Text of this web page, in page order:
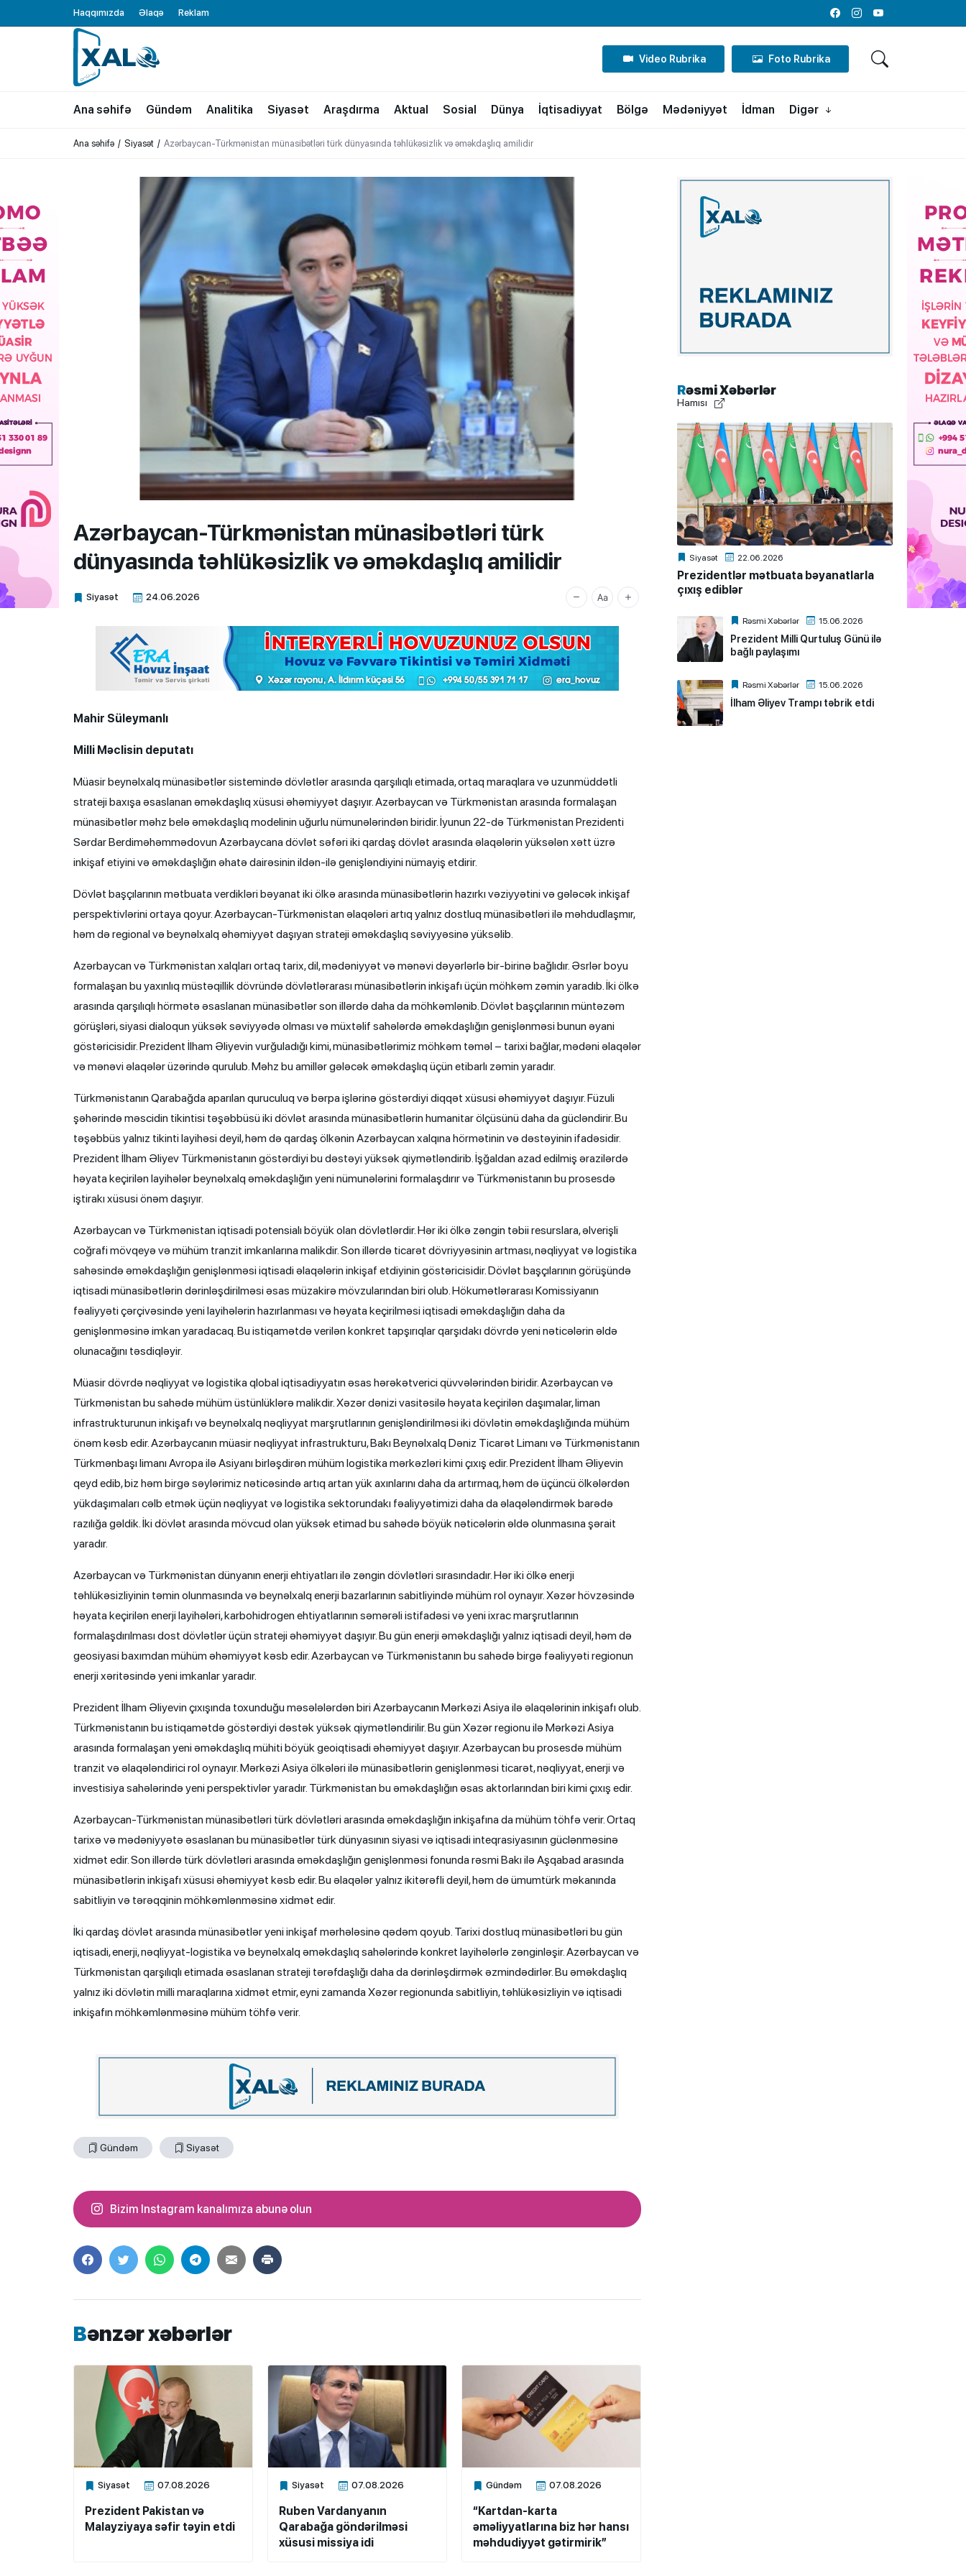
Haqqımızda Əlaqə Reklam
FacebookInstagramYoutube
XALQ.ONLINE
ONLAYN PLATFORMA
Video Rubrika Foto Rubrika
Ana səhifə Gündəm Analitika Siyasət Araşdırma Aktual Sosial Dünya İqtisadiyyat Bölgə Mədəniyyət İdman Digər
Ana səhifə Siyasət Azərbaycan-Türkmənistan münasibətləri türk dünyasında təhlükəsizlik və əməkdaşlıq amilidir
Azərbaycan-Türkmənistan münasibətləri türk
dünyasında təhlükəsizlik və əməkdaşlıq amilidir
Siyasət 24.06.2026
Xalq.Online
Mahir Süleymanlı
Milli Məclisin deputatı
Müasir beynəlxalq münasibətlər sistemində dövlətlər arasında qarşılıqlı etimada, ortaq maraqlara və uzunmüddətli
strateji baxışa əsaslanan əməkdaşlıq xüsusi əhəmiyyət daşıyır. Azərbaycan və Türkmənistan arasında formalaşan
münasibətlər məhz belə əməkdaşlıq modelinin uğurlu nümunələrindən biridir. İyunun 22-də Türkmənistan Prezidenti
Sərdar Berdiməhəmmədovun Azərbaycana dövlət səfəri iki qardaş dövlət arasında əlaqələrin yüksələn xətt üzrə
inkişaf etiyini və əməkdaşlığın əhatə dairəsinin ildən-ilə genişləndiyini nümayiş etdirir.
Dövlət başçılarının mətbuata verdikləri bəyanat iki ölkə arasında münasibətlərin hazırkı vəziyyətini və gələcək inkişaf
perspektivlərini ortaya qoyur. Azərbaycan-Türkmənistan əlaqələri artıq yalnız dostluq münasibətləri ilə məhdudlaşmır,
həm də regional və beynəlxalq əhəmiyyət daşıyan strateji əməkdaşlıq səviyyəsinə yüksəlib.
Azərbaycan və Türkmənistan xalqları ortaq tarix, dil, mədəniyyət və mənəvi dəyərlərlə bir-birinə bağlıdır. Əsrlər boyu
formalaşan bu yaxınlıq müstəqillik dövründə dövlətlərarası münasibətlərin inkişafı üçün möhkəm zəmin yaradıb. İki ölkə
arasında qarşılıqlı hörmətə əsaslanan münasibətlər son illərdə daha da möhkəmlənib. Dövlət başçılarının müntəzəm
görüşləri, siyasi dialoqun yüksək səviyyədə olması və müxtəlif sahələrdə əməkdaşlığın genişlənməsi bunun əyani
göstəricisidir. Prezident İlham Əliyevin vurğuladığı kimi, münasibətlərimiz möhkəm təməl – tarixi bağlar, mədəni əlaqələr
və mənəvi əlaqələr üzərində qurulub. Məhz bu amillər gələcək əməkdaşlıq üçün etibarlı zəmin yaradır.
Türkmənistanın Qarabağda aparılan quruculuq və bərpa işlərinə göstərdiyi diqqət xüsusi əhəmiyyət daşıyır. Füzuli
şəhərində məscidin tikintisi təşəbbüsü iki dövlət arasında münasibətlərin humanitar ölçüsünü daha da gücləndirir. Bu
təşəbbüs yalnız tikinti layihəsi deyil, həm də qardaş ölkənin Azərbaycan xalqına hörmətinin və dəstəyinin ifadəsidir.
Prezident İlham Əliyev Türkmənistanın göstərdiyi bu dəstəyi yüksək qiymətləndirib. İşğaldan azad edilmiş ərazilərdə
həyata keçirilən layihələr beynəlxalq əməkdaşlığın yeni nümunələrini formalaşdırır və Türkmənistanın bu prosesdə
iştirakı xüsusi önəm daşıyır.
Azərbaycan və Türkmənistan iqtisadi potensialı böyük olan dövlətlərdir. Hər iki ölkə zəngin təbii resurslara, əlverişli
coğrafi mövqeyə və mühüm tranzit imkanlarına malikdir. Son illərdə ticarət dövriyyəsinin artması, nəqliyyat və logistika
sahəsində əməkdaşlığın genişlənməsi iqtisadi əlaqələrin inkişaf etdiyinin göstəricisidir. Dövlət başçılarının görüşündə
iqtisadi münasibətlərin dərinləşdirilməsi əsas müzakirə mövzularından biri olub. Hökumətlərarası Komissiyanın
fəaliyyəti çərçivəsində yeni layihələrin hazırlanması və həyata keçirilməsi iqtisadi əməkdaşlığın daha da
genişlənməsinə imkan yaradacaq. Bu istiqamətdə verilən konkret tapşırıqlar qarşıdakı dövrdə yeni nəticələrin əldə
olunacağını təsdiqləyir.
Müasir dövrdə nəqliyyat və logistika qlobal iqtisadiyyatın əsas hərəkətverici qüvvələrindən biridir. Azərbaycan və
Türkmənistan bu sahədə mühüm üstünlüklərə malikdir. Xəzər dənizi vasitəsilə həyata keçirilən daşımalar, liman
infrastrukturunun inkişafı və beynəlxalq nəqliyyat marşrutlarının genişləndirilməsi iki dövlətin əməkdaşlığında mühüm
önəm kəsb edir. Azərbaycanın müasir nəqliyyat infrastrukturu, Bakı Beynəlxalq Dəniz Ticarət Limanı və Türkmənistanın
Türkmənbaşı limanı Avropa ilə Asiyanı birləşdirən mühüm logistika mərkəzləri kimi çıxış edir. Prezident İlham Əliyevin
qeyd edib, biz həm birgə səylərimiz nəticəsində artıq artan yük axınlarını daha da artırmaq, həm də üçüncü ölkələrdən
yükdaşımaları cəlb etmək üçün nəqliyyat və logistika sektorundakı fəaliyyətimizi daha da əlaqələndirmək barədə
razılığa gəldik. İki dövlət arasında mövcud olan yüksək etimad bu sahədə böyük nəticələrin əldə olunmasına şərait
yaradır.
Azərbaycan və Türkmənistan dünyanın enerji ehtiyatları ilə zəngin dövlətləri sırasındadır. Hər iki ölkə enerji
təhlükəsizliyinin təmin olunmasında və beynəlxalq enerji bazarlarının sabitliyində mühüm rol oynayır. Xəzər hövzəsində
həyata keçirilən enerji layihələri, karbohidrogen ehtiyatlarının səmərəli istifadəsi və yeni ixrac marşrutlarının
formalaşdırılması dost dövlətlər üçün strateji əhəmiyyət daşıyır. Bu gün enerji əməkdaşlığı yalnız iqtisadi deyil, həm də
geosiyasi baxımdan mühüm əhəmiyyət kəsb edir. Azərbaycan və Türkmənistanın bu sahədə birgə fəaliyyəti regionun
enerji xəritəsində yeni imkanlar yaradır.
Prezident İlham Əliyevin çıxışında toxunduğu məsələlərdən biri Azərbaycanın Mərkəzi Asiya ilə əlaqələrinin inkişafı olub.
Türkmənistanın bu istiqamətdə göstərdiyi dəstək yüksək qiymətləndirilir. Bu gün Xəzər regionu ilə Mərkəzi Asiya
arasında formalaşan yeni əməkdaşlıq mühiti böyük geoiqtisadi əhəmiyyət daşıyır. Azərbaycan bu prosesdə mühüm
tranzit və əlaqələndirici rol oynayır. Mərkəzi Asiya ölkələri ilə münasibətlərin genişlənməsi ticarət, nəqliyyat, enerji və
investisiya sahələrində yeni perspektivlər yaradır. Türkmənistan bu əməkdaşlığın əsas aktorlarından biri kimi çıxış edir.
Azərbaycan-Türkmənistan münasibətləri türk dövlətləri arasında əməkdaşlığın inkişafına da mühüm töhfə verir. Ortaq
tarixə və mədəniyyətə əsaslanan bu münasibətlər türk dünyasının siyasi və iqtisadi inteqrasiyasının güclənməsinə
xidmət edir. Son illərdə türk dövlətləri arasında əməkdaşlığın genişlənməsi fonunda rəsmi Bakı ilə Aşqabad arasında
münasibətlərin inkişafı xüsusi əhəmiyyət kəsb edir. Bu əlaqələr yalnız ikitərəfli deyil, həm də ümumtürk məkanında
sabitliyin və tərəqqinin möhkəmlənməsinə xidmət edir.
İki qardaş dövlət arasında münasibətlər yeni inkişaf mərhələsinə qədəm qoyub. Tarixi dostluq münasibətləri bu gün
iqtisadi, enerji, nəqliyyat-logistika və beynəlxalq əməkdaşlıq sahələrində konkret layihələrlə zənginləşir. Azərbaycan və
Türkmənistan qarşılıqlı etimada əsaslanan strateji tərəfdaşlığı daha da dərinləşdirmək əzmindədirlər. Bu əməkdaşlıq
yalnız iki dövlətin milli maraqlarına xidmət etmir, eyni zamanda Xəzər regionunda sabitliyin, təhlükəsizliyin və iqtisadi
inkişafın möhkəmlənməsinə mühüm töhfə verir.
Gündəm Siyasət
Bizim Instagram kanalımıza abunə olun
Bənzər xəbərlər
Siyasət 07.08.2026
Xalq.Online
Prezident Pakistan və
Malayziyaya səfir təyin etdi
Siyasət 07.08.2026
Xalq.Online
Ruben Vardanyanın
Qarabağa göndərilməsi
xüsusi missiya idi
Gündəm 07.08.2026
Xalq.Online
“Kartdan-karta
əməliyyatlarına biz hər hansı
məhdudiyyət gətirmirik”
Rəsmi Xəbərlər
Hamısı
Siyasət 22.06.2026
Prezidentlər mətbuata bəyanatlarla
çıxış ediblər
Rəsmi Xəbərlər 15.06.2026
Prezident Milli Qurtuluş Günü ilə
bağlı paylaşımı
Rəsmi Xəbərlər 15.06.2026
İlham Əliyev Trampı təbrik etdi